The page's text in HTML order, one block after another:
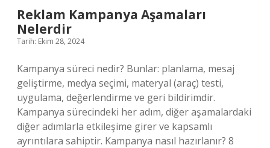
Reklam Kampanya Aşamaları
Nelerdir
Tarih: Ekim 28, 2024
Kampanya süreci nedir? Bunlar: planlama, mesaj
geliştirme, medya seçimi, materyal (araç) testi,
uygulama, değerlendirme ve geri bildirimdir.
Kampanya sürecindeki her adım, diğer aşamalardaki
diğer adımlarla etkileşime girer ve kapsamlı
ayrıntılara sahiptir. Kampanya nasıl hazırlanır? 8